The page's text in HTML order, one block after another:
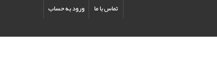
ورود به حساب تماس با ما